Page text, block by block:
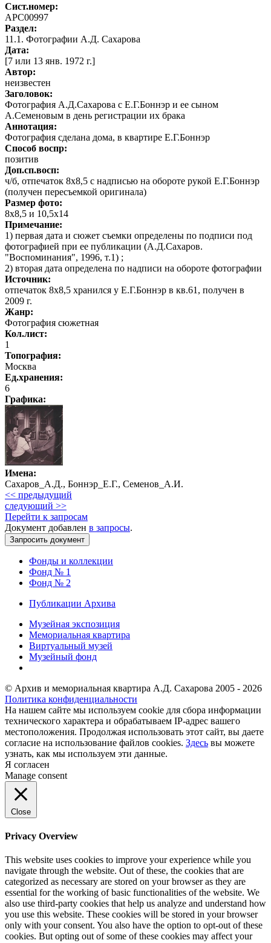
Сист.номер:
АРС00997
Раздел:
11.1. Фотографии А.Д. Сахарова
Дата:
[7 или 13 янв. 1972 г.]
Автор:
неизвестен
Заголовок:
Фотография А.Д.Сахарова с Е.Г.Боннэр и ее сыном
А.Семеновым в день регистрации их брака
Аннотация:
Фотография сделана дома, в квартире Е.Г.Боннэр
Способ воспр:
позитив
Доп.сп.восп:
ч/б, отпечаток 8х8,5 с надписью на обороте рукой Е.Г.Боннэр
(получен пересъемкой оригинала)
Размер фото:
8х8,5 и 10,5х14
Примечание:
1) первая дата и сюжет съемки определены по подписи под
фотографией при ее публикации (А.Д.Сахаров.
"Воспоминания", 1996, т.1) ;
2) вторая дата определена по надписи на обороте фотографии
Источник:
отпечаток 8х8,5 хранился у Е.Г.Боннэр в кв.61, получен в
2009 г.
Жанр:
Фотография сюжетная
Кол.лист:
1
Топография:
Москва
Ед.хранения:
6
Графика:
Имена:
Сахаров_А.Д., Боннэр_Е.Г., Семенов_А.И.
<< предыдущий
следующий >>
Перейти к запросам
Документ добавлен в запросы.
Фонды и коллекции
Фонд № 1
Фонд № 2
Публикации Архива
Музейная экспозиция
Мемориальная квартира
Виртуальный музей
Музейный фонд
© Архив и мемориальная квартира А.Д. Сахарова 2005 - 2026
Политика конфиденциальности
На нашем сайте мы используем cookie для сбора информации
технического характера и обрабатываем IP-адрес вашего
местоположения. Продолжая использовать этот сайт, вы даете
согласие на использование файлов cookies. Здесь вы можете
узнать, как мы используем эти данные.
Я согласен
Manage consent
Close
Privacy Overview
This website uses cookies to improve your experience while you
navigate through the website. Out of these, the cookies that are
categorized as necessary are stored on your browser as they are
essential for the working of basic functionalities of the website. We
also use third-party cookies that help us analyze and understand how
you use this website. These cookies will be stored in your browser
only with your consent. You also have the option to opt-out of these
cookies. But opting out of some of these cookies may affect your